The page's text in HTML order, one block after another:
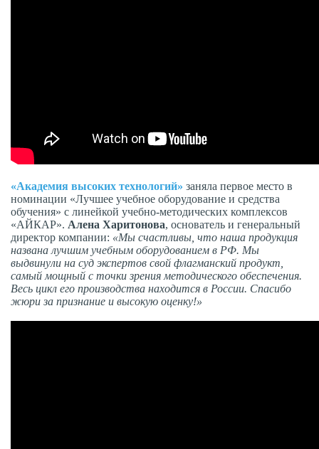
«Академия высоких технологий» заняла первое место в
номинации «Лучшее учебное оборудование и средства
обучения» с линейкой учебно-методических комплексов
«АЙКАР». Алена Харитонова, основатель и генеральный
директор компании: «Мы счастливы, что наша продукция
названа лучшим учебным оборудованием в РФ. Мы
выдвинули на суд экспертов свой флагманский продукт,
самый мощный с точки зрения методического обеспечения.
Весь цикл его производства находится в России. Спасибо
жюри за признание и высокую оценку!»